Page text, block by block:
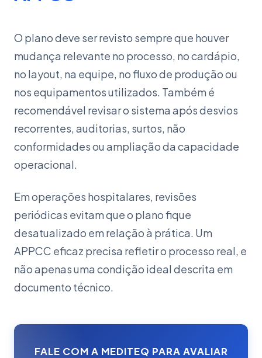
O plano deve ser revisto sempre que houver
mudança relevante no processo, no cardápio,
no layout, na equipe, no fluxo de produção ou
nos equipamentos utilizados. Também é
recomendável revisar o sistema após desvios
recorrentes, auditorias, surtos, não
conformidades ou ampliação da capacidade
operacional.
Em operações hospitalares, revisões
periódicas evitam que o plano fique
desatualizado em relação à prática. Um
APPCC eficaz precisa refletir o processo real, e
não apenas uma condição ideal descrita em
documento técnico.
FALE COM A MEDITEQ PARA AVALIAR